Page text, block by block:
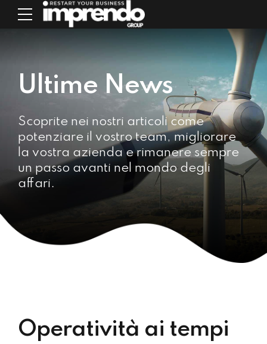
Ultime News
Scoprite nei nostri articoli come
potenziare il vostro team, migliorare
la vostra azienda e rimanere sempre
un passo avanti nel mondo degli
affari.
Operatività ai tempi